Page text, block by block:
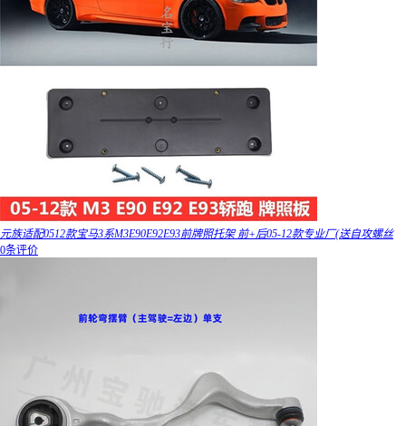
元族适配0512款宝马3系M3E90E92E93前牌照托架 前+后05-12款专业厂(送自攻螺丝
0条评价